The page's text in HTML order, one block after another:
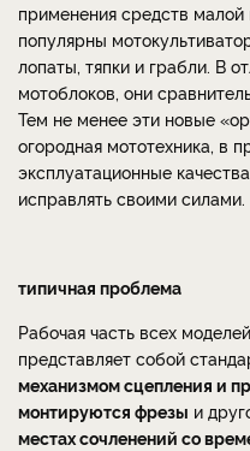
применения средств
популярны
лопаты, тяпки и грабли. В
мотоблоков, они
Тем не менее эти новые
огородная мототехника, в
эксплуатационные
исправлять своими силами.
типичная проблема
Рабочая часть всех
представляет собой
механизмом сцепления и
монтируются фрезы и
местах сочленений со